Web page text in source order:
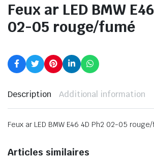
Feux ar LED BMW
02-05 rouge/fumé
Description Additional information
Feux ar LED BMW E46 4D Ph2 02-05
Articles similaires